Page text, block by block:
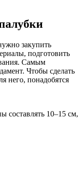
закупить
подготовить
Самым
Чтобы сделать
него, понадобятся
составлять 10–15 см,